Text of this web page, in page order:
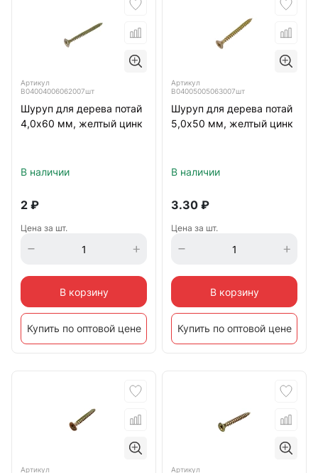
Артикул
B04004006062007шт
Шуруп для дерева потай
4,0х60 мм, желтый цинк
В наличии
2 ₽
Цена за шт.
В корзину
Купить по оптовой цене
Артикул
B04005005063007шт
Шуруп для дерева потай
5,0х50 мм, желтый цинк
В наличии
3.30 ₽
Цена за шт.
В корзину
Купить по оптовой цене
Артикул Артикул